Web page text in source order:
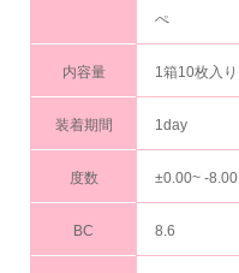
ぺ
内容量 1箱10枚入り
装着期間 1day
度数 ±0.00~ -8.00
BC 8.6